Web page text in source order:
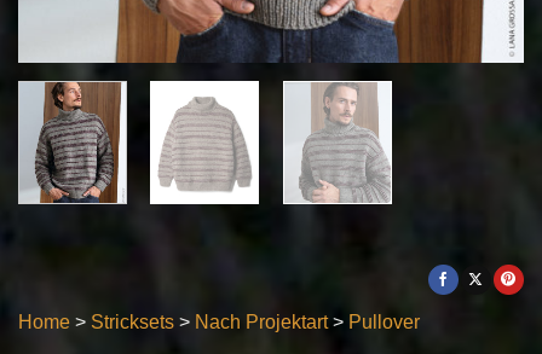
Home > Stricksets > Nach Projektart> Pullover